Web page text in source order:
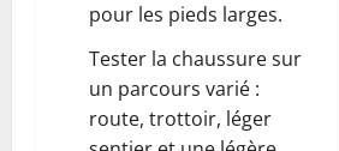
pour les pieds larges.
Tester la chaussure sur
un parcours varié :
route, trottoir, léger